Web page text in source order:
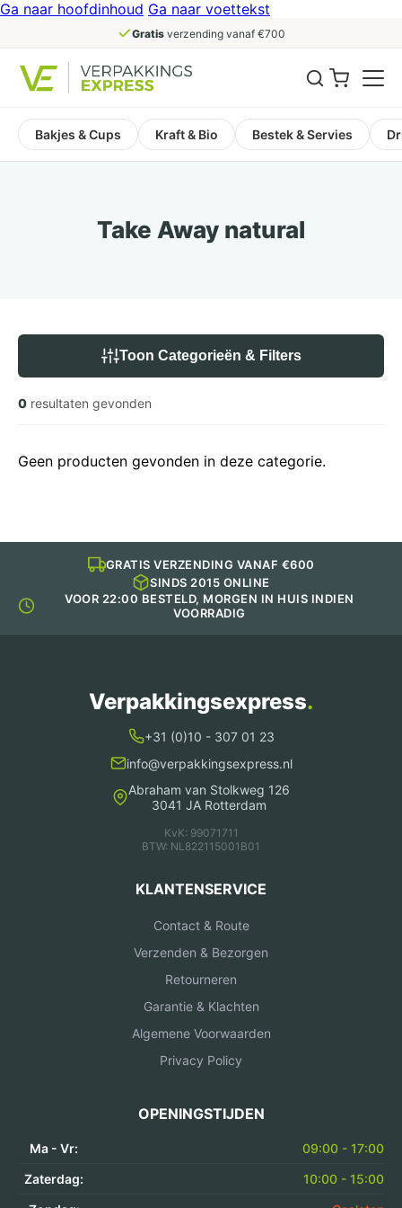
Ga naar hoofdinhoud Ga naar voettekst
Gratisverzending vanaf €700
Bakjes & Cups Kraft & Bio Bestek & Servies
Take Away natural
Toon Categorieën & Filters
0 resultaten gevonden
Geen producten gevonden in deze categorie.
GRATIS VERZENDING VANAF €600
SINDS 2015 ONLINE
VOOR 22:00 BESTELD, MORGEN IN HUIS INDIEN
VOORRADIG
Verpakkingsexpress.
+31 (0)10 - 307 01 23
info@verpakkingsexpress.nl
Abraham van Stolkweg 126
3041 JA Rotterdam
KvK: 99071711
BTW: NL822115001B01
KLANTENSERVICE
Contact & Route
Verzenden & Bezorgen
Retourneren
Garantie & Klachten
Algemene Voorwaarden
Privacy Policy
OPENINGSTIJDEN
Ma - Vr:
09:00 - 17:00
Zaterdag:
10:00 - 15:00